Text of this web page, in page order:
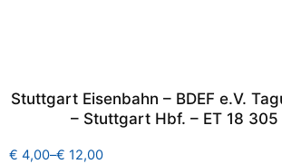
Stuttgart Eisenbahn – BDEF e.V.
– Stuttgart Hbf. – ET 18 305
€ 4,00–€ 12,00